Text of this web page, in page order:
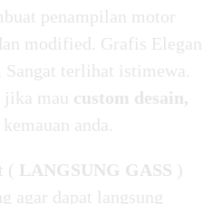
penampilan motor
modified. Grafis Elegan
terlihat istimewa.
jika mau custom desain,
anda.
( LANGSUNG GASS )
agar dapat langsung